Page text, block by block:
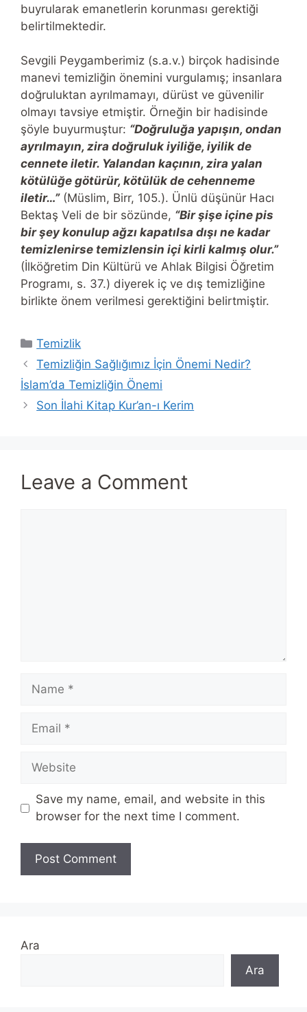
buyrularak emanetlerin korunması gerektiği
belirtilmektedir.
Sevgili Peygamberimiz (s.a.v.) birçok hadisinde
manevi temizliğin önemini vurgulamış; insanlara
doğruluktan ayrılmamayı, dürüst ve güvenilir
olmayı tavsiye etmiştir. Örneğin bir hadisinde
şöyle buyurmuştur: “Doğruluğa yapışın, ondan
ayrılmayın, zira doğruluk iyiliğe, iyilik de
cennete iletir. Yalandan kaçının, zira yalan
kötülüğe götürür, kötülük de cehenneme
iletir…”(Müslim, Birr, 105.). Ünlü düşünür Hacı
Bektaş Veli de bir sözünde, “Bir şişe içine pis
bir şey konulup ağzı kapatılsa dışı ne kadar
temizlenirse temizlensin içi kirli kalmış olur.”
(İlköğretim Din Kültürü ve Ahlak Bilgisi Öğretim
Programı, s. 37.) diyerek iç ve dış temizliğine
birlikte önem verilmesi gerektiğini belirtmiştir.
Categories
Temizlik
Temizliğin Sağlığımız İçin Önemi Nedir?
İslam’da Temizliğin Önemi
Son İlahi Kitap Kur’an-ı Kerim
Leave a Comment
Name
Email
Website
Save my name, email, and website in this
browser for the next time I comment.
Ara
Ara